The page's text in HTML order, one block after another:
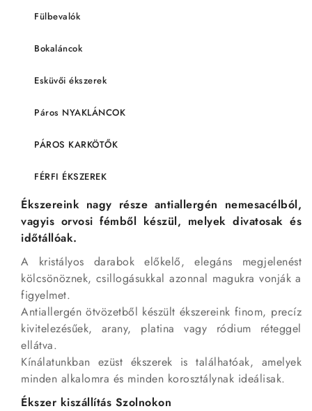
Fülbevalók
Bokaláncok
Esküvői ékszerek
Páros NYAKLÁNCOK
PÁROS KARKÖTŐK
FÉRFI ÉKSZEREK
Ékszereink nagy része antiallergén nemesacélból,
vagyis orvosi fémből készül, melyek divatosak és
időtállóak.
A kristályos darabok előkelő, elegáns megjelenést
kölcsönöznek, csillogásukkal azonnal magukra vonják a
figyelmet.
Antiallergén ötvözetből készült ékszereink finom, precíz
kivitelezésűek, arany, platina vagy ródium réteggel
ellátva.
Kínálatunkban ezüst ékszerek is találhatóak, amelyek
minden alkalomra és minden korosztálynak ideálisak.
Ékszer kiszállítás Szolnokon